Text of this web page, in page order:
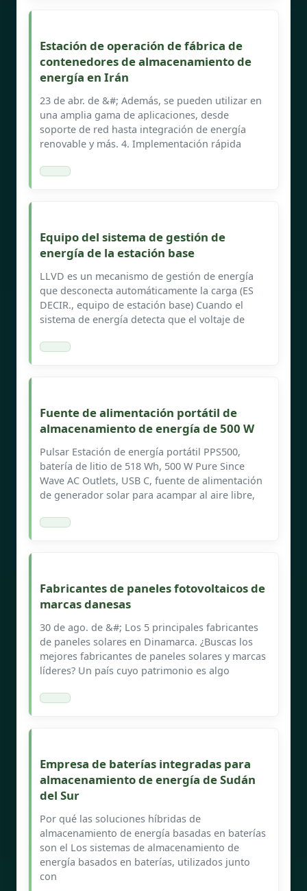
Estación de operación de fábrica de
contenedores de almacenamiento de
energía en Irán
23 de abr. de &#; Además, se pueden utilizar en
una amplia gama de aplicaciones, desde
soporte de red hasta integración de energía
renovable y más. 4. Implementación rápida
Equipo del sistema de gestión de
energía de la estación base
LLVD es un mecanismo de gestión de energía
que desconecta automáticamente la carga (ES
DECIR., equipo de estación base) Cuando el
sistema de energía detecta que el voltaje de
Fuente de alimentación portátil de
almacenamiento de energía de 500 W
Pulsar Estación de energía portátil PPS500,
batería de litio de 518 Wh, 500 W Pure Since
Wave AC Outlets, USB C, fuente de alimentación
de generador solar para acampar al aire libre,
Fabricantes de paneles fotovoltaicos de
marcas danesas
30 de ago. de &#; Los 5 principales fabricantes
de paneles solares en Dinamarca. ¿Buscas los
mejores fabricantes de paneles solares y marcas
líderes? Un país cuyo patrimonio es algo
Empresa de baterías integradas para
almacenamiento de energía de Sudán
del Sur
Por qué las soluciones híbridas de
almacenamiento de energía basadas en baterías
son el Los sistemas de almacenamiento de
energía basados en baterías, utilizados junto
con